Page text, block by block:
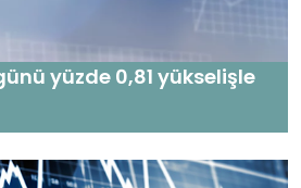
yüzde 0,81 yükselişle